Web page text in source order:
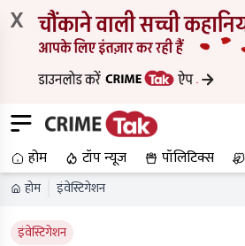
X
होम टॉप न्यूज पॉलिटिक्स
होम इंवेस्टिगेशन
इंवेस्टिगेशन